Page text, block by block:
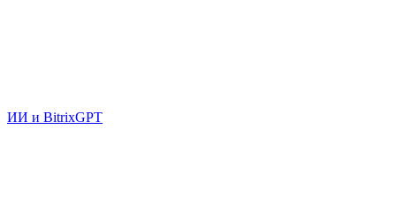
ИИ и BitrixGPT